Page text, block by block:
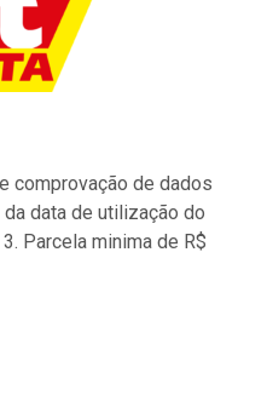
comprovação de dados
data de utilização do
Parcela minima de R$